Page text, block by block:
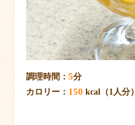
調理時間： 5分
カロリー： 150 kcal（1人分）